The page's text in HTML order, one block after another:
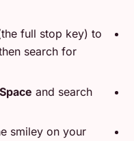
full stop key) to
search for
and search
smiley on your